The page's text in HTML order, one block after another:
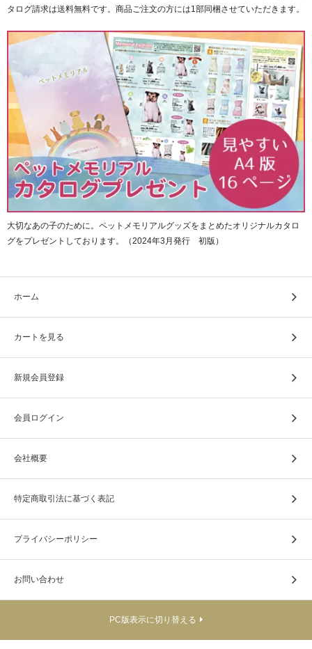
内部の笠部分は共通で、雨よけカバーの色のみが違う商品
となります。
別売のハット用スクリーンを付けられるループ付きです。
程度の防水性があります。
タログ請求は送料無料です。商品ご注文の方には1部同梱させていただきます。
大切なあの子のために。ペットメモリアルグッズをまとめたオリジナルカタロ
グをプレゼントしております。（2024年3月発行 初版）
ホーム
カートを見る
新規会員登録
会員ログイン
会社概要
特定商取引法に基づく表記
プライバシーポリシー
お問い合わせ
PC版表示に切り替える